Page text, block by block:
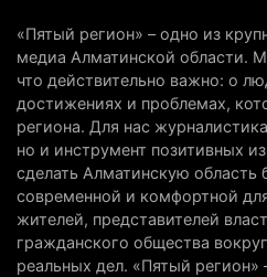
6 августа 2026 г. 10:47
Казахстанцы назвали
считают себя бедными
6 августа 2026 г. 09:52
Пожар в Аксайском
полностью ликвидирован
6 августа 2026 г. 08:51
«Пятый регион» – одно из
медиа Алматинской области.
что действительно важно: о
достижениях и проблемах,
региона. Для нас
но и инструмент позитивных
сделать Алматинскую область
современной и комфортной
жителей, представителей
гражданского общества
реальных дел. «Пятый регион»